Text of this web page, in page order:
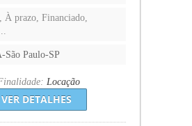
À prazo, Financiado,
Paulo-SP
Locação
VER DETALHES